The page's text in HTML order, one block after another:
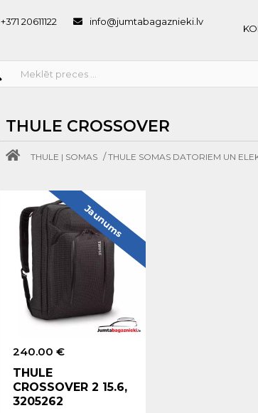
+371 20611122 info@jumtabagaznieki.lv
THULE CROSSOVER
THULE | SOMAS /THULE SOMAS DATORIEM UN
240.00 €
THULE
CROSSOVER 2 15.6,
3205262
Jaunums